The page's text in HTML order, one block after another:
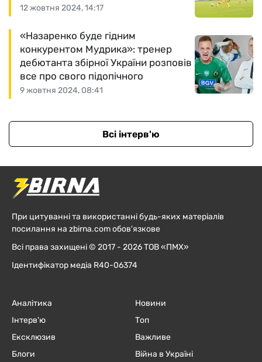
12 жовтня 2024, 14:17
9 жовтня 2024, 08:41
«Назаренко буде гідним
конкурентом Мудрика»: тренер
дебютанта збірної України розповів
все про свого підопічного
Всі інтерв'ю
При цитуванні та використанні будь-яких матеріалів
посилання на zbirna.com обов'язкове
Всі права захищені © 2017 - 2026 ТОВ «ПМХ»
Ідентифікатор медіа R40-06374
Аналітика
Інтерв'ю
Ексклюзив
Блоги
Новини
Топ
Важливе
Війна в Україні